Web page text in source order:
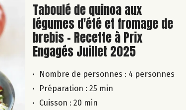
Lire la suite de la recette
Taboulé de quinoa aux
légumes d'été et fromage de
brebis - Recette à Prix
Engagés Juillet 2025
Nombre de personnes : 4 personnes
Préparation : 25 min
Cuisson : 20 min